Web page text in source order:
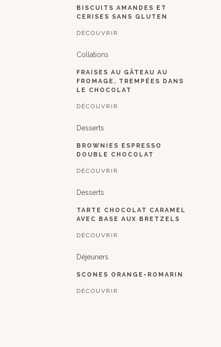
BISCUITS AMANDES ET
CERISES SANS GLUTEN
DÉCOUVRIR
Collations
FRAISES AU GÂTEAU AU
FROMAGE, TREMPÉES DANS
LE CHOCOLAT
DÉCOUVRIR
Desserts
BROWNIES ESPRESSO
DOUBLE CHOCOLAT
DÉCOUVRIR
Desserts
TARTE CHOCOLAT CARAMEL
AVEC BASE AUX BRETZELS
DÉCOUVRIR
Déjeuners
SCONES ORANGE-ROMARIN
DÉCOUVRIR